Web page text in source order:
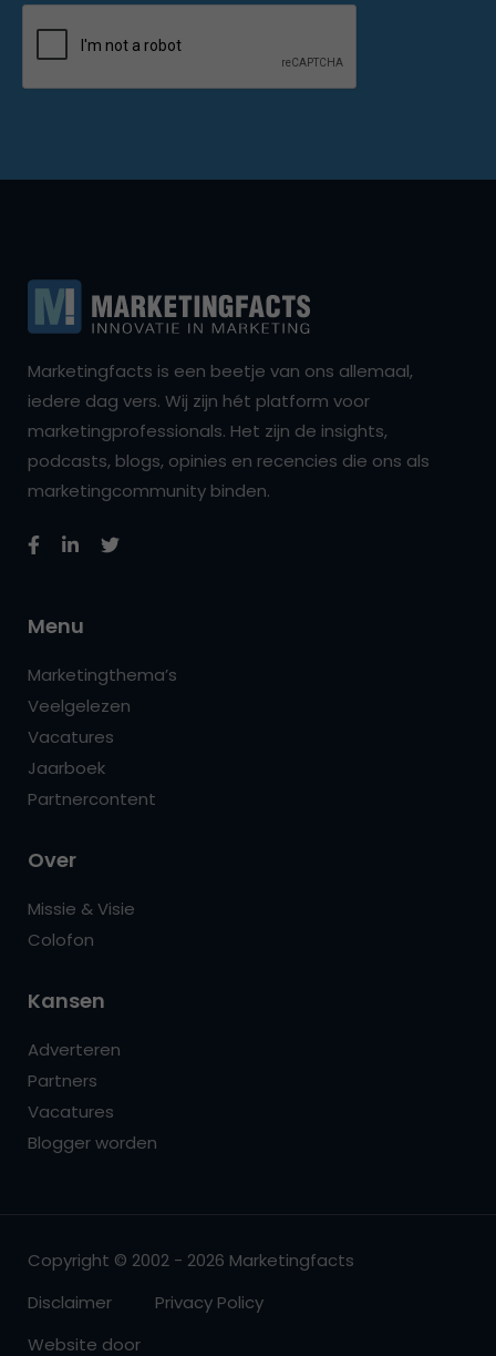
Marketingfacts is een beetje van ons allemaal,
iedere dag vers. Wij zijn hét platform voor
marketingprofessionals. Het zijn de insights,
podcasts, blogs, opinies en recencies die ons als
marketingcommunity binden.
Menu
Marketingthema’s
Veelgelezen
Vacatures
Jaarboek
Partnercontent
Over
Missie & Visie
Colofon
Kansen
Adverteren
Partners
Vacatures
Blogger worden
Copyright © 2002 - 2026 Marketingfacts
Disclaimer
Privacy Policy
Website door